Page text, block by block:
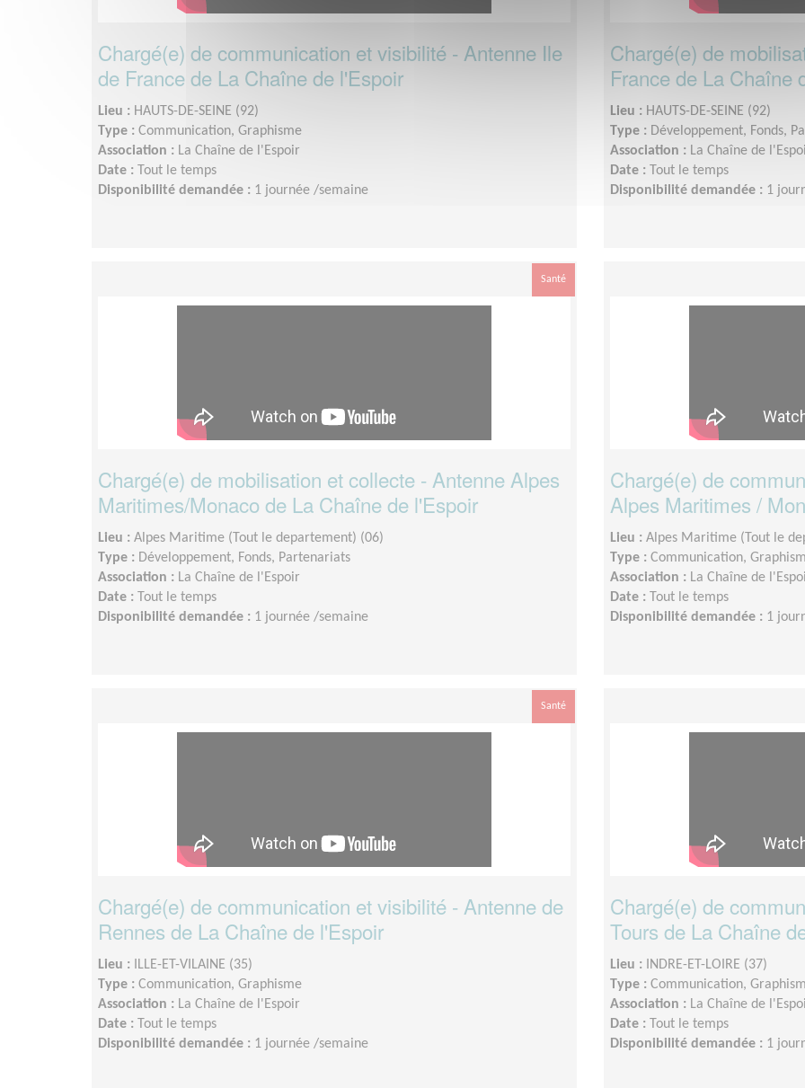
Chargé(e) de communication et visibilité - Antenne Ile
de France de La Chaîne de l'Espoir
Lieu : HAUTS-DE-SEINE (92)
Type : Communication, Graphisme
Association : La Chaîne de l'Espoir
Date : Tout le temps
Disponibilité demandée : 1 journée /semaine
Chargé(e) de
France de La Chaîne
Lieu : HAUTS-DE-SEINE (92)
Type : Développement, Fonds,
Association : La Chaîne de
Date : Tout le temps
Disponibilité demandée : 1
Santé
Chargé(e) de mobilisation et collecte - Antenne Alpes
Maritimes/Monaco de La Chaîne de l'Espoir
Lieu : Alpes Maritime (Tout le departement) (06)
Type : Développement, Fonds, Partenariats
Association : La Chaîne de l'Espoir
Date : Tout le temps
Disponibilité demandée : 1 journée /semaine
Chargé(e) de
Alpes Maritimes /
Lieu : Alpes Maritime (Tout le
Type : Communication,
Association : La Chaîne de
Date : Tout le temps
Disponibilité demandée : 1
Santé
Chargé(e) de communication et visibilité - Antenne de
Rennes de La Chaîne de l'Espoir
Lieu :
ILLE-ET-VILAINE (35)
Type : Communication, Graphisme
Association : La Chaîne de l'Espoir
Date : Tout le temps
Disponibilité demandée : 1 journée /semaine
Chargé(e) de
Tours de La Chaîne
Lieu :
INDRE-ET-LOIRE (37)
Type : Communication,
Association : La Chaîne de
Date : Tout le temps
Disponibilité demandée : 1